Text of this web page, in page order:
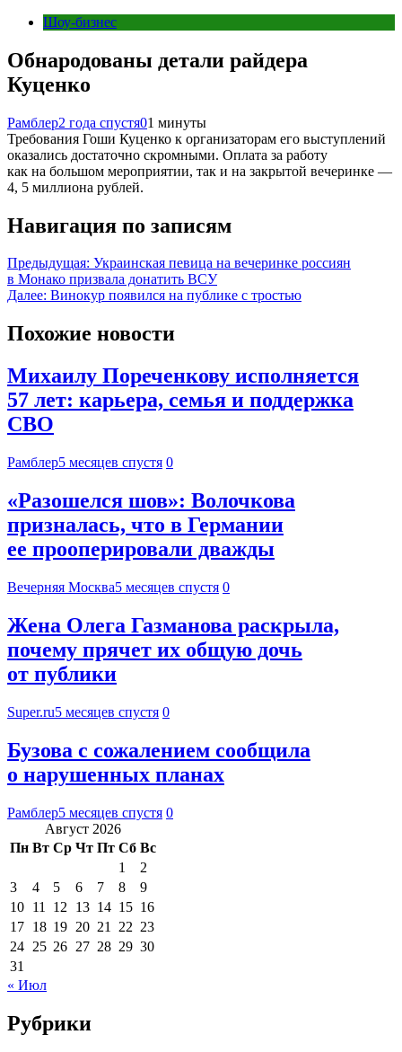
Шоу-бизнес
Обнародованы детали райдера
Куценко
Рамблер2 года спустя01 минуты
Требования Гоши Куценко к организаторам его выступлений
оказались достаточно скромными. Оплата за работу
как на большом мероприятии, так и на закрытой вечеринке —
4, 5 миллиона рублей.
Навигация по записям
Предыдущая: Украинская певица на вечеринке россиян
в Монако призвала донатить ВСУ
Далее: Винокур появился на публике с тростью
Похожие новости
Михаилу Пореченкову исполняется
57 лет: карьера, семья и поддержка
СВО
Рамблер5 месяцев спустя 0
«Разошелся шов»: Волочкова
призналась, что в Германии
ее прооперировали дважды
Вечерняя Москва5 месяцев спустя 0
Жена Олега Газманова раскрыла,
почему прячет их общую дочь
от публики
Super.ru5 месяцев спустя 0
Бузова с сожалением сообщила
о нарушенных планах
Рамблер5 месяцев спустя 0
Август 2026
Пн Вт Ср Чт Пт Сб Вс
1
2
3
4 5 6 7 8
9
10 11 12 13 14 15 16
17 18 19 20 21 22 23
24 25 26 27 28 29 30
31
« Июл
Рубрики